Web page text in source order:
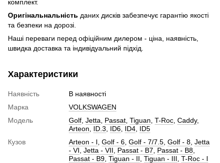
комплект.
Оригінальнальність даних дисків забезпечує гарантію якості
та безпеки на дорозі.
Наші переваги перед офіційним дилером - ціна, наявність,
швидка доставка та індивідуальний підхід.
Характеристики
Наявність
В наявності
Марка
VOLKSWAGEN
Модель
Golf Jetta Passat Tiguan T-Roc Caddy,
Arteon
ID.3 ID6 ID4 ID5
Кузов
Arteon - I Golf - 6 Golf - 7/7.5 Golf - 8 Jetta
- VI Jetta - VII Passat - B7 Passat - B8
Passat - B9 Tiguan - II Tiguan - III T-Roc - I